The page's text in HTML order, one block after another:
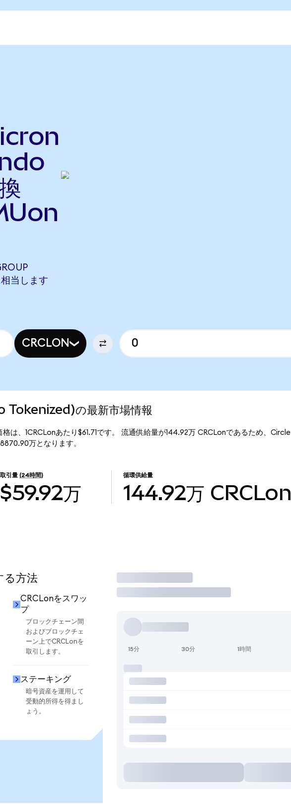
当します
CRCLON
の最新市場情報
、1CRCLonあたり$61.71です。 流通供給量が144.92万 CRCLonであるため、Circle
万となります。
取引量 (24時間)
$59.92万
循環供給量
144.92万 CRCLon
方法
CRCLonをスワッ
プ
ブロックチェーン間
およびブロックチェ
ーン上でCRCLonを
取引します。
ステーキング
暗号資産を運用して
受動的所得を得まし
ょう。
取引
15分 30分 1時間